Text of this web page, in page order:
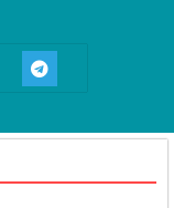
T
e
l
r